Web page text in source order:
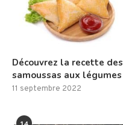
Découvrez la recette des
samoussas aux légumes
11 septembre 2022